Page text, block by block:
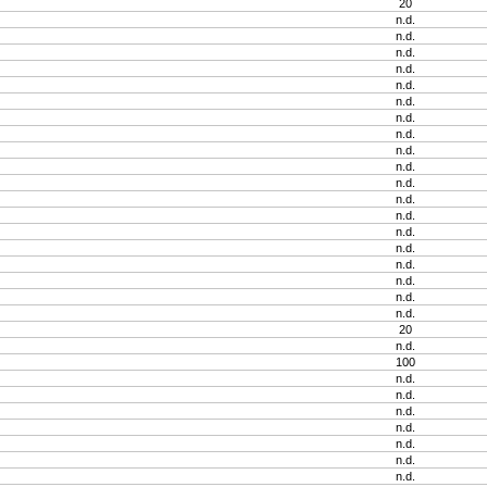
20
n.d.
n.d.
n.d.
n.d.
n.d.
n.d.
n.d.
n.d.
n.d.
n.d.
n.d.
n.d.
n.d.
n.d.
n.d.
n.d.
n.d.
n.d.
n.d.
20
n.d.
100
n.d.
n.d.
n.d.
n.d.
n.d.
n.d.
n.d.